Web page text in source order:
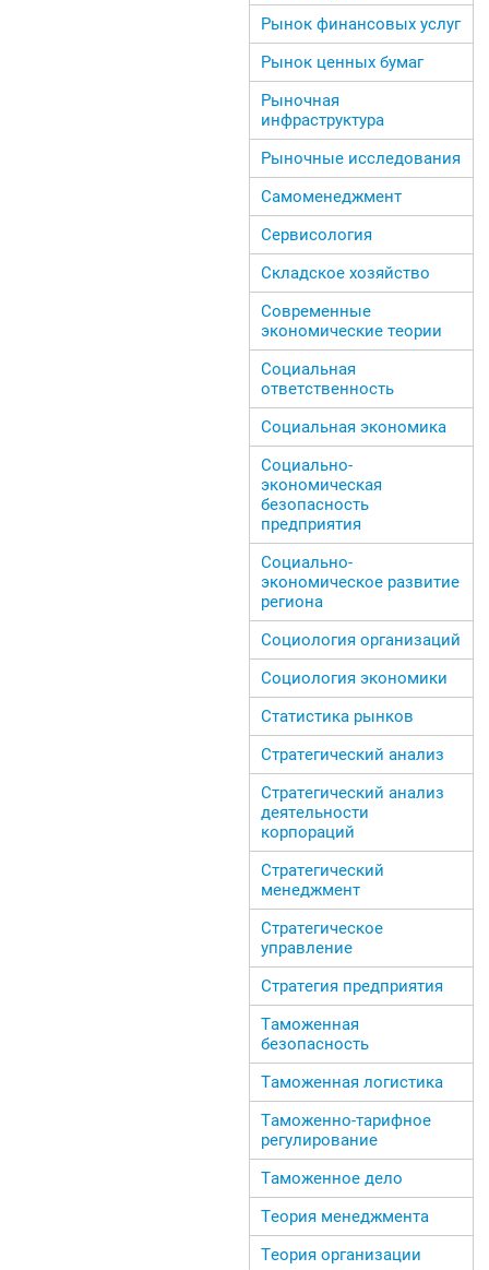
Рынок финансовых услуг
Рынок ценных бумаг
Рыночная
инфраструктура
Рыночные исследования
Самоменеджмент
Сервисология
Складское хозяйство
Современные
экономические теории
Социальная
ответственность
Социальная экономика
Социально-
экономическая
безопасность
предприятия
Социально-
экономическое развитие
региона
Социология организаций
Социология экономики
Статистика рынков
Стратегический анализ
Стратегический анализ
деятельности
корпораций
Стратегический
менеджмент
Стратегическое
управление
Стратегия предприятия
Таможенная
безопасность
Таможенная логистика
Таможенно-тарифное
регулирование
Таможенное дело
Теория менеджмента
Теория организации